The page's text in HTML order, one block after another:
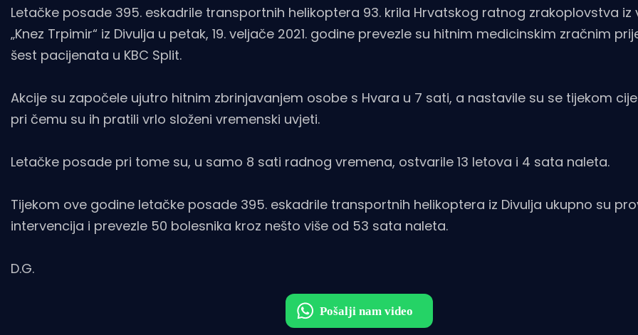
Letačke posade 395. eskadrile transportnih helikoptera 93. krila Hrvatskog ratnog zrakoplovstva iz
„Knez Trpimir“ iz Divulja u petak, 19. veljače 2021. godine prevezle su hitnim medicinskim zračnim
šest pacijenata u KBC Split.
Akcije su započele ujutro hitnim zbrinjavanjem osobe s Hvara u 7 sati, a nastavile su se tijekom
pri čemu su ih pratili vrlo složeni vremenski uvjeti.
Letačke posade pri tome su, u samo 8 sati radnog vremena, ostvarile 13 letova i 4 sata naleta.
Tijekom ove godine letačke posade 395. eskadrile transportnih helikoptera iz Divulja ukupno su
intervencija i prevezle 50 bolesnika kroz nešto više od 53 sata naleta.
D.G.